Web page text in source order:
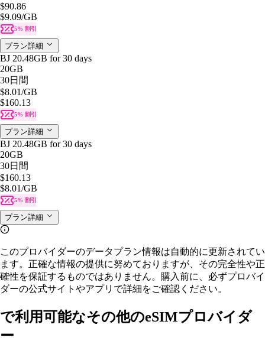
$90.86
$9.09/GB
5% 割引
プラン詳細
BJ 20.48GB for 30 days
20GB
30日間
$8.01/GB
$160.13
5% 割引
プラン詳細
BJ 20.48GB for 30 days
20GB
30日間
$160.13
$8.01/GB
5% 割引
プラン詳細
このプロバイダーのデータプラン情報は自動的に更新されてい
ます。正確な情報の提供に努めておりますが、その完全性や正
確性を保証するものではありません。購入前に、必ずプロバイ
ダーの公式サイトやアプリで詳細をご確認ください。
で利用可能なその他のeSIMプロバイダ
ー